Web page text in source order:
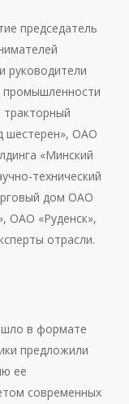
председатель
и руководители
промышленности
шестерен», ОАО
«Минский
технический
дом ОАО
ОАО «Руденск»,
отрасли.
в формате
предложили
ее
современных